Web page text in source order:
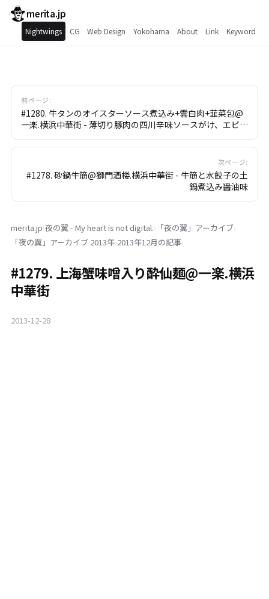
merita.jp
Nightwings CG Web Design Yokohama About Link Keyword
前ページ:
#1280. 牛タンのオイスターソース煮込み+雲白肉+韮菜包@
一楽.横浜中華街 - 薄切り豚肉の四川辛味ソースがけ、エビに
次ページ:
#1278. 砂鍋牛筋@獅門酒楼.横浜中華街 - 牛筋と水餃子の土
鍋煮込み醤油味
merita.jp›夜の翼 - My heart is not digital.› 「夜の翼」 アーカイブ›
「夜の翼」 アーカイブ 2013年›2013年12月の記事›
#1279. 上海蟹味噌入り酔仙麺@一楽.横浜
中華街
2013-12-28